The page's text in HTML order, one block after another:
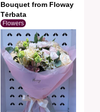
Bouquet from Floway
Tērbata
Flowers